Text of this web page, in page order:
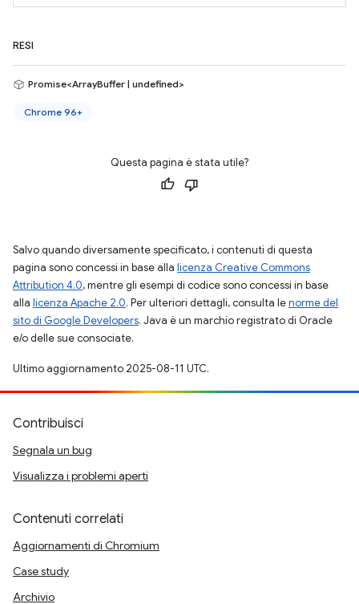
RESI
Promise<ArrayBuffer | undefined>
Chrome 96+
Questa pagina è stata utile?
Salvo quando diversamente specificato, i contenuti di questa
pagina sono concessi in base alla licenza Creative Commons
Attribution 4.0, mentre gli esempi di codice sono concessi in base
alla licenza Apache 2.0. Per ulteriori dettagli, consulta lenorme del
sito di Google Developers. Java è un marchio registrato di Oracle
e/o delle sue consociate.
Ultimo aggiornamento 2025-08-11 UTC.
Contribuisci
Segnala un bug
Visualizza i problemi aperti
Contenuti correlati
Aggiornamenti di Chromium
Case study
Archivio